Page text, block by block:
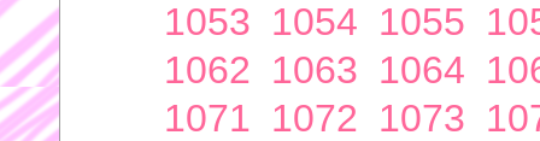
1053 1054 1055
1062 1063 1064
1071 1072 1073